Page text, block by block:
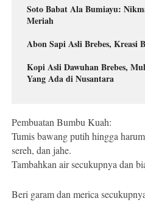
Soto Babat Ala Bumiayu:
Meriah
Abon Sapi Asli Brebes, Kreasi
Kopi Asli Dawuhan Brebes,
Yang Ada di Nusantara
Pembuatan Bumbu Kuah:
Tumis bawang putih hingga
sereh, dan jahe.
Tambahkan air secukupnya dan
Beri garam dan merica